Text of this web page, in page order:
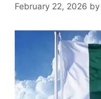
February 22, 2026 by